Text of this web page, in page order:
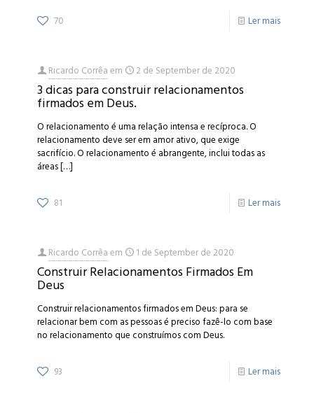
70 Ler mais
Ricardo Corrêaem 2 de September de 2020
3 dicas para construir relacionamentos
firmados em Deus.
O relacionamento é uma relação intensa e recíproca. O
relacionamento deve ser em amor ativo, que exige
sacrifício. O relacionamento é abrangente, inclui todas as
áreas[…]
81 Ler mais
Ricardo Corrêaem 1 de September de 2020
Construir Relacionamentos Firmados Em
Deus
Construir relacionamentos firmados em Deus: para se
relacionar bem com as pessoas é preciso fazê-lo com base
no relacionamento que construímos com Deus.
93 Ler mais